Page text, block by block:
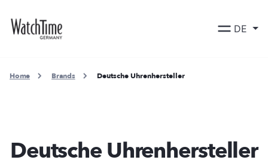
DE
Home Brands Deutsche Uhrenhersteller
Deutsche Uhrenhersteller